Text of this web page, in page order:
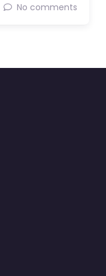
No comments